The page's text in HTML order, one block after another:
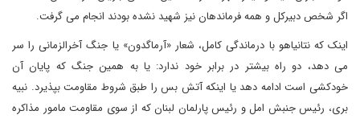
اگر شخص دبیرکل و همه فرماندهان نیز شهید نشده بودند انجام می گرفت.
اینک که نتانیاهو با درماندگی کامل، شعار «آرماگدون» یا جنگ آخرالزمانی را سر
می دهد، دو راه بیشتر در برابر خود ندارد: یا به همین جنگ که پایان آن
خودکشی است ادامه دهد یا اینکه آتش بس را طبق شروط مقاومت بپذیرد. نبیه
بری، رئیس جنبش امل و رئیس پارلمان لبنان که از سوی مقاومت مامور مذاکره